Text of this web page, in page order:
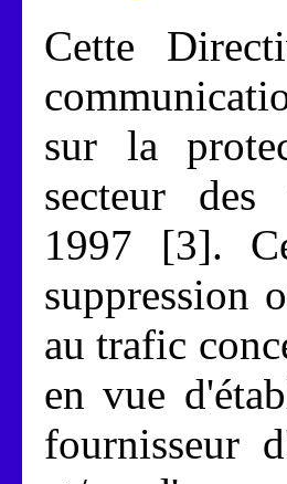
Cette
sur la
secteur des
1997 [3].
suppression
au trafic
en vue
fournisseur